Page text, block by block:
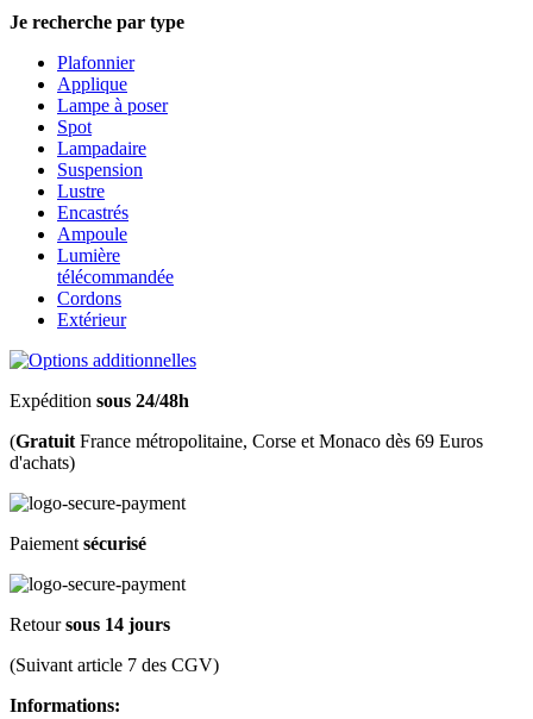
Je recherche par type
Plafonnier
Applique
Lampe à poser
Spot
Lampadaire
Suspension
Lustre
Encastrés
Ampoule
Lumière
télécommandée
Cordons
Extérieur
Expédition sous 24/48h
(Gratuit France métropolitaine, Corse et Monaco dès 69 Euros
d'achats)
Paiement sécurisé
Retoursous 14 jours
(Suivant article 7 des CGV)
Informations: